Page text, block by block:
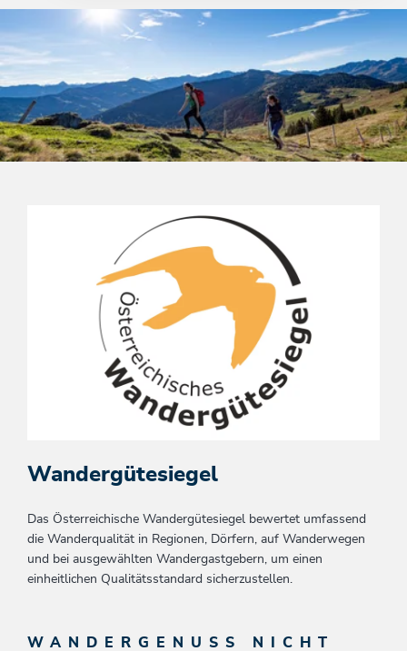
Wandergütesiegel
Das Österreichische Wandergütesiegel bewertet umfassend
die Wanderqualität in Regionen, Dörfern, auf Wanderwegen
und bei ausgewählten Wandergastgebern, um einen
einheitlichen Qualitätsstandard sicherzustellen.
WANDERGENUSS NICHT